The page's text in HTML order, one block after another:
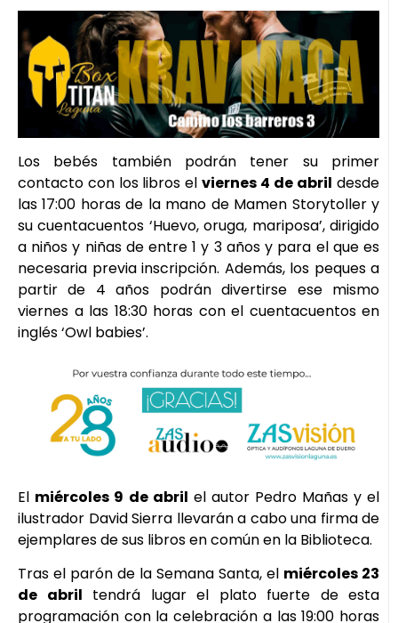
Los bebés también podrán tener su primer
contacto con los libros el viernes 4 de abril desde
las 17:00 horas de la mano de Mamen Storytoller y
su cuentacuentos ‘Huevo, oruga, mariposa’, dirigido
a niños y niñas de entre 1 y 3 años y para el que es
necesaria previa inscripción. Además, los peques a
partir de 4 años podrán divertirse ese mismo
viernes a las 18:30 horas con el cuentacuentos en
inglés ‘Owl babies’.
El miércoles 9 de abril el autor Pedro Mañas y el
ilustrador David Sierra llevarán a cabo una firma de
ejemplares de sus libros en común en la Biblioteca.
Tras el parón de la Semana Santa, el miércoles 23
de abril tendrá lugar el plato fuerte de esta
programación con la celebración a las 19:00 horas